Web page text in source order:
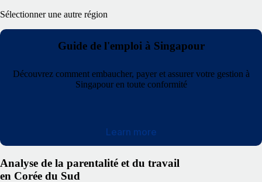
Sélectionner une autre région
Guide de l'emploi à Singapour
Découvrez comment embaucher, payer et assurer votre gestion à
Singapour en toute conformité
Learn more
Analyse de la parentalité et du travail
en Corée du Sud